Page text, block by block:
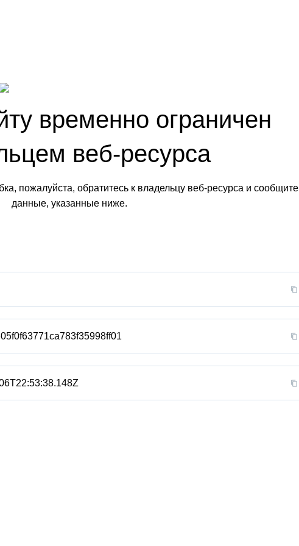
временно ограничен
веб-ресурса
пожалуйста, обратитесь к владельцу веб-ресурса и сообщите
данные, указанные ниже.